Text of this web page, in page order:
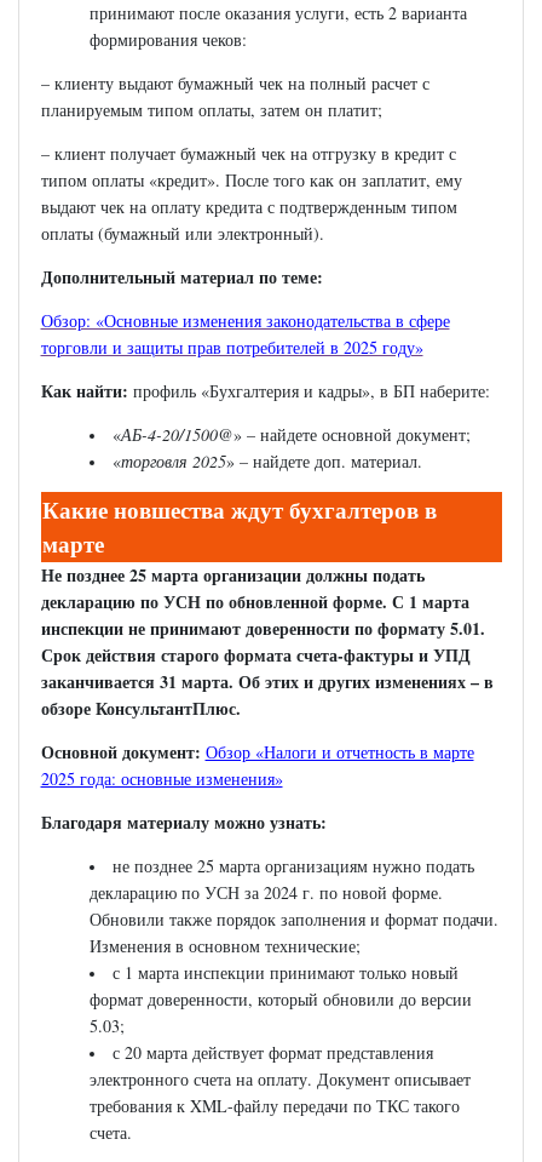
принимают после оказания услуги, есть 2 варианта
формирования чеков:
– клиенту выдают бумажный чек на полный расчет с
планируемым типом оплаты, затем он платит;
– клиент получает бумажный чек на отгрузку в кредит с
типом оплаты «кредит». После того как он заплатит, ему
выдают чек на оплату кредита с подтвержденным типом
оплаты (бумажный или электронный).
Дополнительный материал по теме:
Обзор: «Основные изменения законодательства в сфере
торговли и защиты прав потребителей в 2025 году»
Как найти: профиль «Бухгалтерия и кадры», в БП наберите:
«АБ-4-20/1500@» – найдете основной документ;
«торговля 2025» – найдете доп. материал.
Какие новшества ждут бухгалтеров в
марте
Не позднее 25 марта организации должны подать
декларацию по УСН по обновленной форме. С 1 марта
инспекции не принимают доверенности по формату 5.01.
Срок действия старого формата счета-фактуры и УПД
заканчивается 31 марта. Об этих и других изменениях – в
обзоре КонсультантПлюс.
Основной документ: Обзор «Налоги и отчетность в марте
2025 года: основные изменения»
Благодаря материалу можно узнать:
не позднее 25 марта организациям нужно подать
декларацию по УСН за 2024 г. по новой форме.
Обновили также порядок заполнения и формат подачи.
Изменения в основном технические;
с 1 марта инспекции принимают только новый
формат доверенности, который обновили до версии
5.03;
с 20 марта действует формат представления
электронного счета на оплату. Документ описывает
требования к XML-файлу передачи по ТКС такого
счета.